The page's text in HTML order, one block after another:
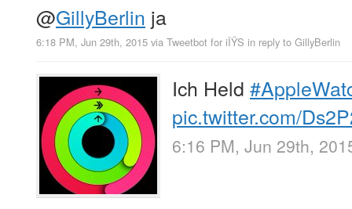
@GillyBerlin ja
6:18 PM, Jun 29th, 2015 via Tweetbot for iÎŸS in reply to GillyBerlin
Ich Held
pic.twitter.com/
6:16 PM, Jun 29th,